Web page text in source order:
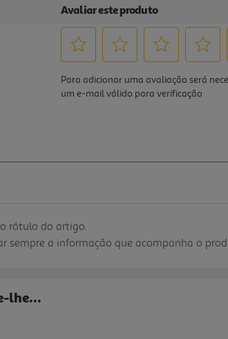
rótulo do artigo.
sempre a informação que acompanha o
lhe...